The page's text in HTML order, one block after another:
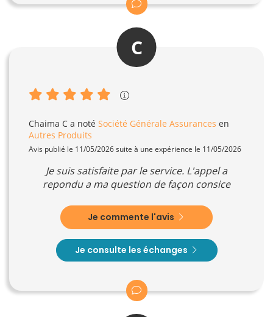
C
Chaima C a noté Société Générale Assurances en
Autres Produits
Avis publié le 11/05/2026 suite à une expérience le 11/05/2026
Je suis satisfaite par le service. L'appel a
repondu a ma question de façon consice
Je commente l'avis
Je consulte les échanges